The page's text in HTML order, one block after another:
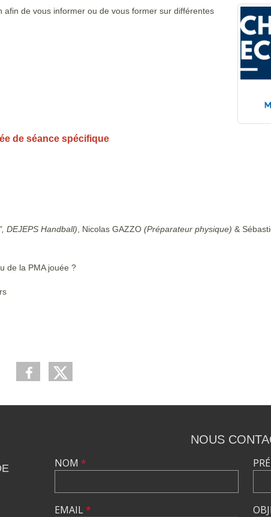
de vous informer ou de vous former sur différentes
de séance spécifique
DEJEPS Handball) , Nicolas GAZZO (Préparateur physique) &
de la PMA jouée ?
NOUS
NOM *
EMAIL*